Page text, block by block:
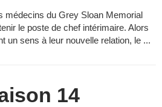
médecins du Grey Sloan Memorial
le poste de chef intérimaire. Alors
un sens à leur nouvelle relation, le ...
14